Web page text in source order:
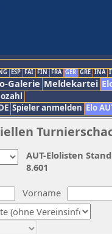
ESP FAI FIN FRA GER GRE INA
Galerie Meldekartei
Spieler anmelden Elo
Vorname
AUT-Elolisten
8.601